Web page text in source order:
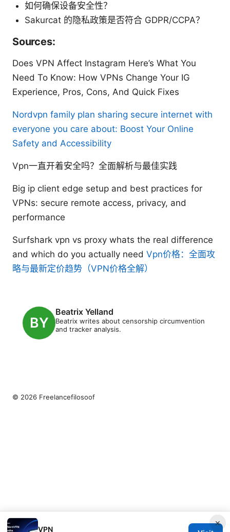
如何确保设备安全性？
Sakurcat 的隐私政策是否符合 GDPR/CCPA？
Sources:
Does VPN Affect Instagram Here’s What You
Need To Know: How VPNs Change Your IG
Experience, Pros, Cons, And Quick Fixes
Nordvpn family plan sharing secure internet with
everyone you care about: Boost Your Online
Safety and Accessibility
Vpn一直开着安全吗？全面解析与最佳实践
Big ip client edge setup and best practices for
VPNs: secure remote access, privacy, and
performance
Surfshark vpn vs proxy whats the real difference
and which do you actually need Vpn价格：全面攻
略与最新定价趋势（VPN价格全解）
Beatrix Yelland
Beatrix writes about censorship circumvention
and tracker analysis.
×
VPN
© 2026 Freelancefilosoof